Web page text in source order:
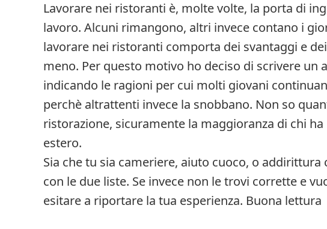
Lavorare nei ristoranti è, molte volte, la porta di
lavoro. Alcuni rimangono, altri invece contano i
lavorare nei ristoranti comporta dei svantaggi e
meno. Per questo motivo ho deciso di scrivere un
indicando le ragioni per cui molti giovani
perchè altrattenti invece la snobbano. Non so
ristorazione, sicuramente la maggioranza di chi ha
estero.
Sia che tu sia cameriere, aiuto cuoco, o
con le due liste. Se invece non le trovi corrette e
esitare a riportare la tua esperienza. Buona lettura